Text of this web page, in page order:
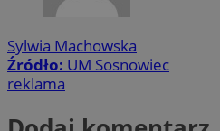
Sylwia Machowska
Źródło: UM Sosnowiec
reklama